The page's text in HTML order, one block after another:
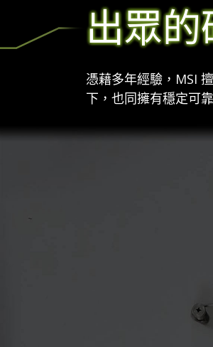
出眾
憑藉多年經驗，MSI
下，也同擁有穩定可